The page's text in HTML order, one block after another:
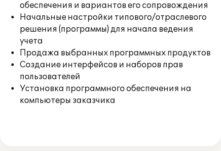
обеспечения и вариантов его сопровождения
Начальные настройки типового/отраслевого
решения (программы) для начала ведения
учета
Продажа выбранных программных продуктов
Создание интерфейсов и наборов прав
пользователей
Установка программного обеспечения на
компьютеры заказчика